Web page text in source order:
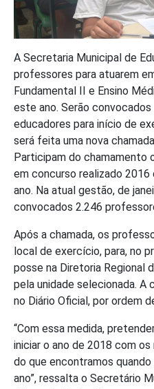
A Secretaria Municipal de
professores para atuarem
Fundamental II e Ensino
este ano. Serão
educadores para início de
será feita uma nova
Participam do chamamento
em concurso realizado
ano. Na atual gestão, de
convocados 2.246
Após a chamada, os
local de exercício, para, no
posse na Diretoria Regional
pela unidade selecionada. A
no Diário Oficial, por ordem
“Com essa medida,
iniciar o ano de 2018 com
do que encontramos
ano”, ressalta o Secretário